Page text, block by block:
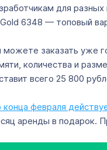
для разных
6348 — топовый
можете заказать уже
количества и
всего 25 800
февраля
аренды в подарок.